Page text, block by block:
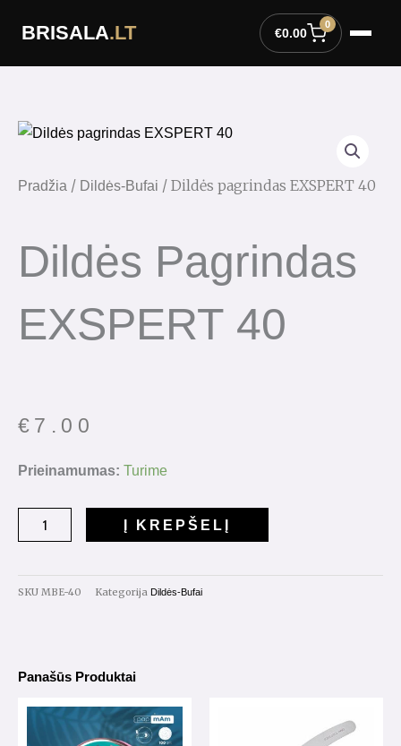
BRISALA.LT €0.00
0
Pradžia / Dildės-Bufai / Dildės pagrindas EXSPERT 40
Dildės Pagrindas
EXSPERT 40
€ 7.00
Prieinamumas: Turime
produkto
pagrindas
40
Į KREPŠELĮ
SKU MBE-40 Kategorija Dildės-Bufai
Panašūs Produktai